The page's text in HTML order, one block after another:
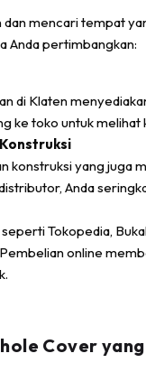
dan mencari tempat
Anda pertimbangkan:
di Klaten
ke toko untuk
konstruksi yang juga
Anda
Tokopedia,
online
Cover